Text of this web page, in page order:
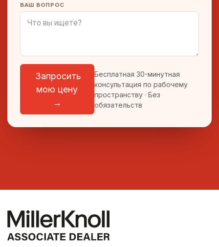
ВАШ ВОПРОС
Запросить
мою цену
→
Бесплатная 30-минутная
консультация по рабочему
пространству · Без
обязательств